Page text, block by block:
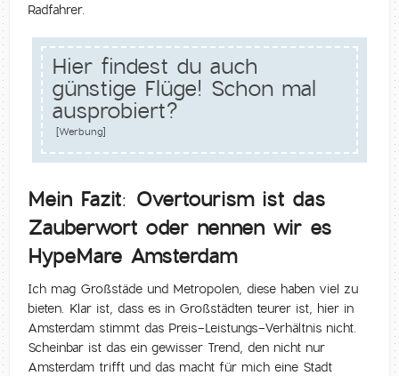
Radfahrer.
Hier findest du auch
günstige Flüge! Schon mal
ausprobiert?
[Werbung]
Mein Fazit: Overtourism ist das
Zauberwort oder nennen wir es
HypeMare Amsterdam
Ich mag Großstäde und Metropolen, diese haben viel zu
bieten. Klar ist, dass es in Großstädten teurer ist, hier in
Amsterdam stimmt das Preis-Leistungs-Verhältnis nicht.
Scheinbar ist das ein gewisser Trend, den nicht nur
Amsterdam trifft und das macht für mich eine Stadt